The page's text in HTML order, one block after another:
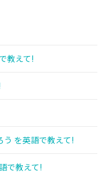
教えて!
う を英語で教えて!
で教えて!